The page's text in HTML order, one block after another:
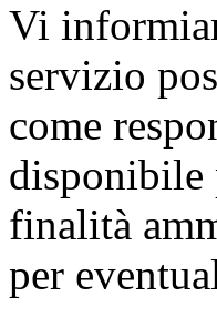
Vi
servizio
come
disponibile
finalità
per